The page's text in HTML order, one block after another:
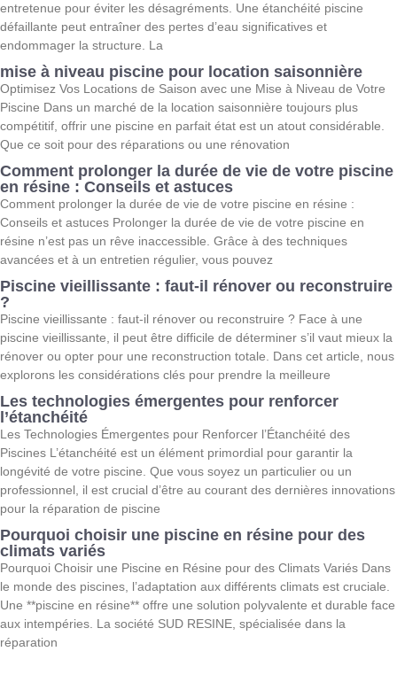
entretenue pour éviter les désagréments. Une étanchéité piscine
défaillante peut entraîner des pertes d’eau significatives et
endommager la structure. La
mise à niveau piscine pour location saisonnière
Optimisez Vos Locations de Saison avec une Mise à Niveau de Votre
Piscine Dans un marché de la location saisonnière toujours plus
compétitif, offrir une piscine en parfait état est un atout considérable.
Que ce soit pour des réparations ou une rénovation
Comment prolonger la durée de vie de votre piscine
en résine : Conseils et astuces
Comment prolonger la durée de vie de votre piscine en résine :
Conseils et astuces Prolonger la durée de vie de votre piscine en
résine n’est pas un rêve inaccessible. Grâce à des techniques
avancées et à un entretien régulier, vous pouvez
Piscine vieillissante : faut-il rénover ou reconstruire
?
Piscine vieillissante : faut-il rénover ou reconstruire ? Face à une
piscine vieillissante, il peut être difficile de déterminer s’il vaut mieux la
rénover ou opter pour une reconstruction totale. Dans cet article, nous
explorons les considérations clés pour prendre la meilleure
Les technologies émergentes pour renforcer
l’étanchéité
Les Technologies Émergentes pour Renforcer l’Étanchéité des
Piscines L’étanchéité est un élément primordial pour garantir la
longévité de votre piscine. Que vous soyez un particulier ou un
professionnel, il est crucial d’être au courant des dernières innovations
pour la réparation de piscine
Pourquoi choisir une piscine en résine pour des
climats variés
Pourquoi Choisir une Piscine en Résine pour des Climats Variés Dans
le monde des piscines, l’adaptation aux différents climats est cruciale.
Une **piscine en résine** offre une solution polyvalente et durable face
aux intempéries. La société SUD RESINE, spécialisée dans la
réparation